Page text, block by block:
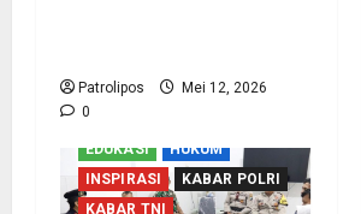
Patrolipos
Mei 12, 2026
0
EDUKASI
HUKUM
INSPIRASI
KABAR POLRI
KABAR TNI